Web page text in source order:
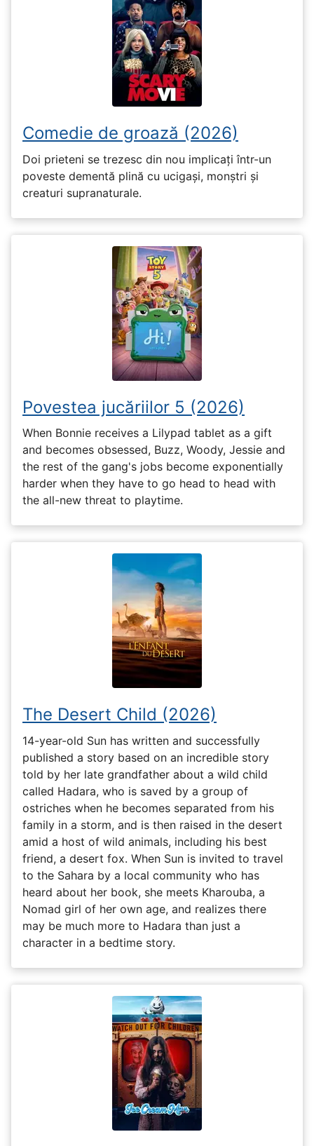
Comedie de groază (2026)
Doi prieteni se trezesc din nou implicați într-un
poveste dementă plină cu ucigași, monștri și
creaturi supranaturale.
Povestea jucăriilor 5 (2026)
When Bonnie receives a Lilypad tablet as a gift
and becomes obsessed, Buzz, Woody, Jessie and
the rest of the gang's jobs become exponentially
harder when they have to go head to head with
the all-new threat to playtime.
The Desert Child (2026)
14-year-old Sun has written and successfully
published a story based on an incredible story
told by her late grandfather about a wild child
called Hadara, who is saved by a group of
ostriches when he becomes separated from his
family in a storm, and is then raised in the desert
amid a host of wild animals, including his best
friend, a desert fox. When Sun is invited to travel
to the Sahara by a local community who has
heard about her book, she meets Kharouba, a
Nomad girl of her own age, and realizes there
may be much more to Hadara than just a
character in a bedtime story.